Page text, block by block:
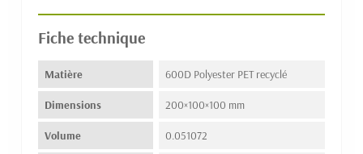
Fiche technique
Matière 600D Polyester PET recyclé
Dimensions 200×100×100 mm
Volume 0.051072